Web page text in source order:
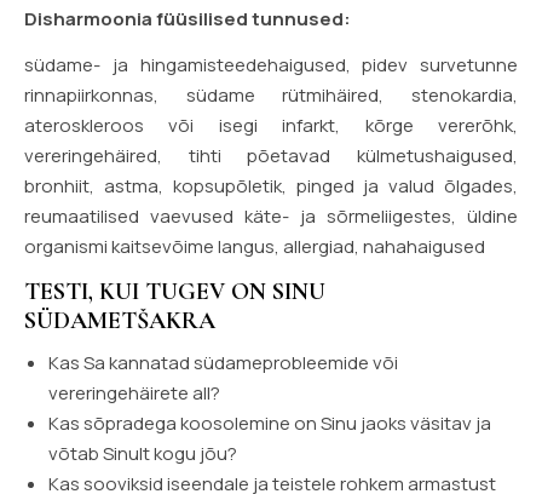
Disharmoonia füüsilised tunnused:
südame- ja hingamisteedehaigused, pidev survetunne
rinnapiirkonnas, südame rütmihäired, stenokardia,
ateroskleroos või isegi infarkt, kõrge vererõhk,
vereringehäired, tihti põetavad külmetushaigused,
bronhiit, astma, kopsupõletik, pinged ja valud õlgades,
reumaatilised vaevused käte- ja sõrmeliigestes, üldine
organismi kaitsevõime langus, allergiad, nahahaigused
TESTI, KUI TUGEV ON SINU
SÜDAMETŠAKRA
Kas Sa kannatad südameprobleemide või
vereringehäirete all?
Kas sõpradega koosolemine on Sinu jaoks väsitav ja
võtab Sinult kogu jõu?
Kas sooviksid iseendale ja teistele rohkem armastust